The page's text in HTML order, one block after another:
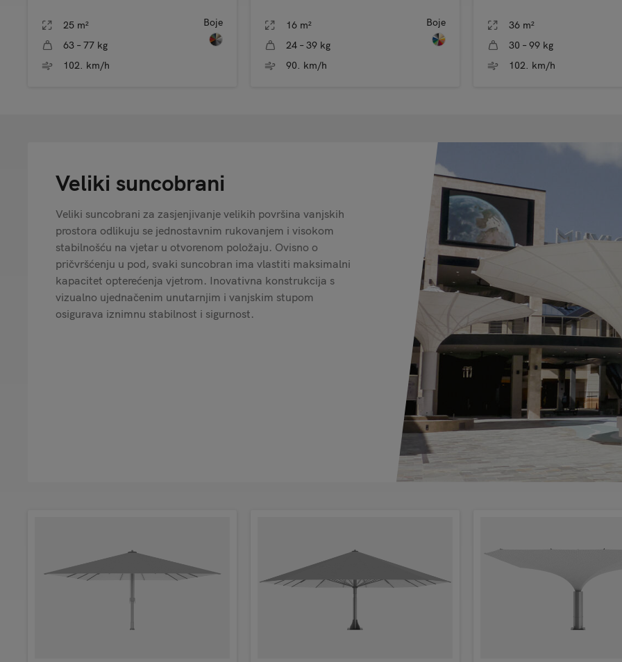
25 m²
63 – 77 kg
102. km/h
Boje
16 m²
24 – 39 kg
90. km/h
Boje
36 m²
30 – 99 kg
102. km/h
Veliki suncobrani
Veliki suncobrani za zasjenjivanje velikih površina vanjskih
prostora odlikuju se jednostavnim rukovanjem i visokom
stabilnošću na vjetar u otvorenom položaju. Ovisno o
pričvršćenju u pod, svaki suncobran ima vlastiti maksimalni
kapacitet opterećenja vjetrom. Inovativna konstrukcija s
vizualno ujednačenim unutarnjim i vanjskim stupom
osigurava iznimnu stabilnost i sigurnost.